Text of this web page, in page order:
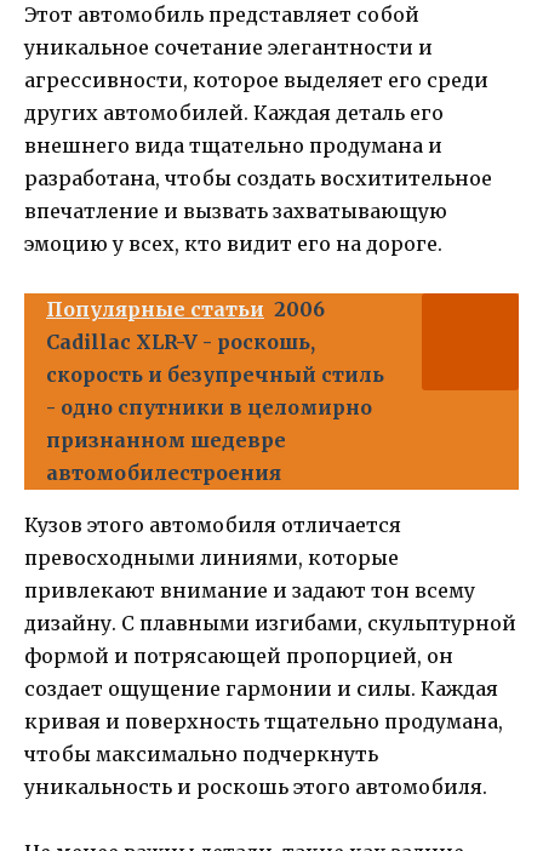
Этот автомобиль представляет собой
уникальное сочетание элегантности и
агрессивности, которое выделяет его среди
других автомобилей. Каждая деталь его
внешнего вида тщательно продумана и
разработана, чтобы создать восхитительное
впечатление и вызвать захватывающую
эмоцию у всех, кто видит его на дороге.
Популярные статьи 2006
Cadillac XLR-V - роскошь,
скорость и безупречный стиль
- одно спутники в целомирно
признанном шедевре
автомобилестроения
Кузов этого автомобиля отличается
превосходными линиями, которые
привлекают внимание и задают тон всему
дизайну. С плавными изгибами, скульптурной
формой и потрясающей пропорцией, он
создает ощущение гармонии и силы. Каждая
кривая и поверхность тщательно продумана,
чтобы максимально подчеркнуть
уникальность и роскошь этого автомобиля.